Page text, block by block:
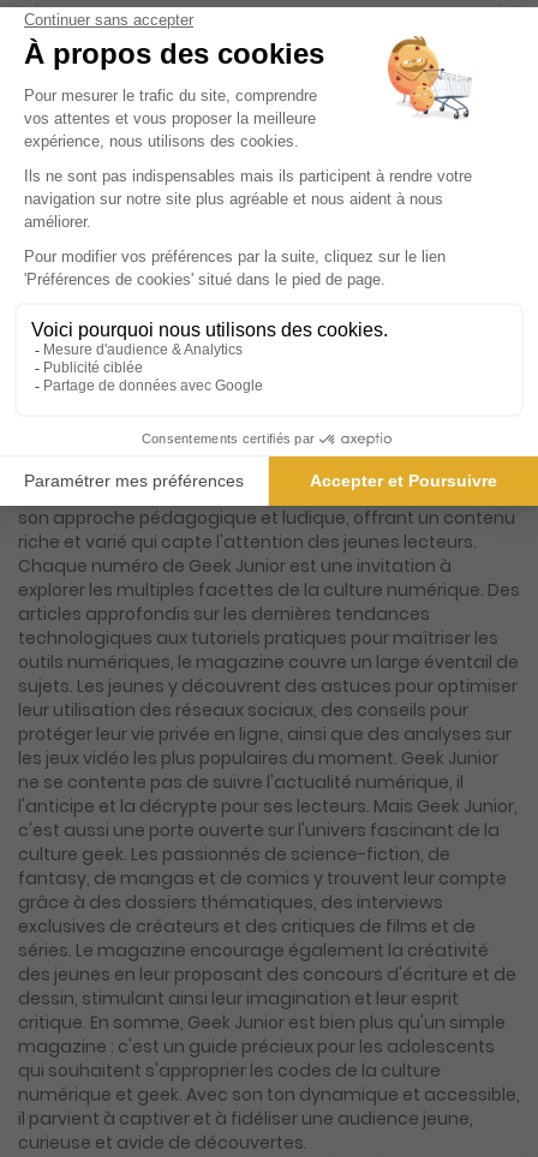
Abonnement Durée libre
Papier + Version digitale offerte
2€75 Tarif Kiosque :
Prix par n° pendant 6 mois, puis 4,95 € par n°
Tarif France métropolitaine
Geek Junior est un magazine mensuel innovant qui se
positionne comme le compagnon idéal des adolescents
numérique tout en enrichissant leur culture geek. Conçu
pour répondre aux besoins et aux attentes d'une
génération hyperconnectée, Geek Junior se distingue par
son approche pédagogique et ludique, offrant un contenu
riche et varié qui capte l'attention des jeunes lecteurs.
Chaque numéro de Geek Junior est une invitation à
explorer les multiples facettes de la culture numérique. Des
articles approfondis sur les dernières tendances
technologiques aux tutoriels pratiques pour maîtriser les
outils numériques, le magazine couvre un large éventail de
sujets. Les jeunes y découvrent des astuces pour optimiser
leur utilisation des réseaux sociaux, des conseils pour
protéger leur vie privée en ligne, ainsi que des analyses sur
les jeux vidéo les plus populaires du moment. Geek Junior
ne se contente pas de suivre l'actualité numérique, il
l'anticipe et la décrypte pour ses lecteurs. Mais Geek Junior,
c'est aussi une porte ouverte sur l'univers fascinant de la
culture geek. Les passionnés de science-fiction, de
fantasy, de mangas et de comics y trouvent leur compte
grâce à des dossiers thématiques, des interviews
exclusives de créateurs et des critiques de films et de
séries. Le magazine encourage également la créativité
des jeunes en leur proposant des concours d'écriture et de
dessin, stimulant ainsi leur imagination et leur esprit
critique. En somme, Geek Junior est bien plus qu'un simple
magazine : c'est un guide précieux pour les adolescents
qui souhaitent s'approprier les codes de la culture
numérique et geek. Avec son ton dynamique et accessible,
il parvient à captiver et à fidéliser une audience jeune,
curieuse et avide de découvertes.